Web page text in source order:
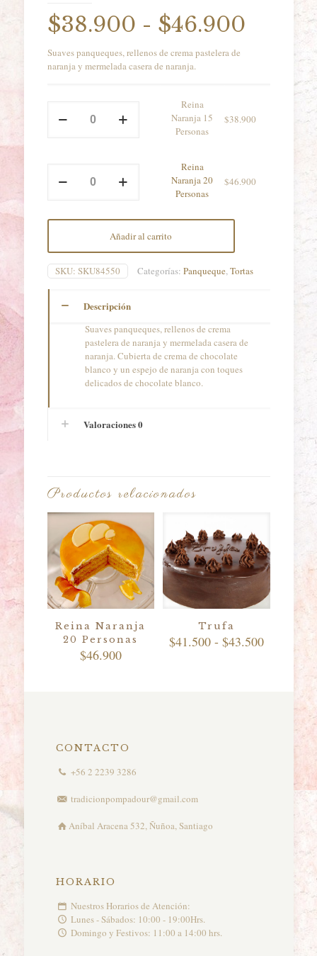
$38.900 - $46.900Rango
desde
hasta
Suaves panqueques, rellenos de crema pastelera de
naranja y mermelada casera de naranja.
Naranja
Reina
Naranja 15
Personas
$38.900
Naranja
cantidad
Reina
Naranja 20
Personas
$46.900
Añadir al carrito
SKU: SKU84550 Categorías: Panqueque,Tortas
Descripción
Suaves panqueques, rellenos de crema
pastelera de naranja y mermelada casera de
naranja. Cubierta de crema de chocolate
blanco y un espejo de naranja con toques
delicados de chocolate blanco.
Valoraciones0
Productos relacionados
Reina Naranja
20 Personas
$46.900
Trufa
$41.500 - $43.500Rango
precios:
$41.500
CONTACTO
+56 2 2239 3286
tradicionpompadour@gmail.com
Aníbal Aracena 532, Ñuñoa, Santiago
HORARIO
Nuestros Horarios de Atención:
Lunes - Sábados: 10:00 - 19:00Hrs.
Domingo y Festivos: 11:00 a 14:00 hrs.